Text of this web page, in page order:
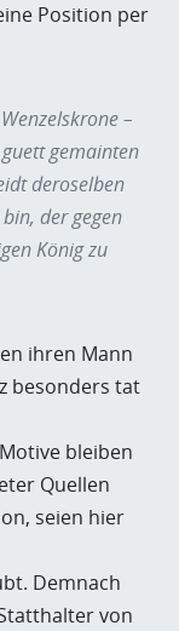
Position per
–
gemainten
deroselben
der gegen
König zu
ihren Mann
besonders tat
bleiben
Quellen
seien hier
Demnach
von